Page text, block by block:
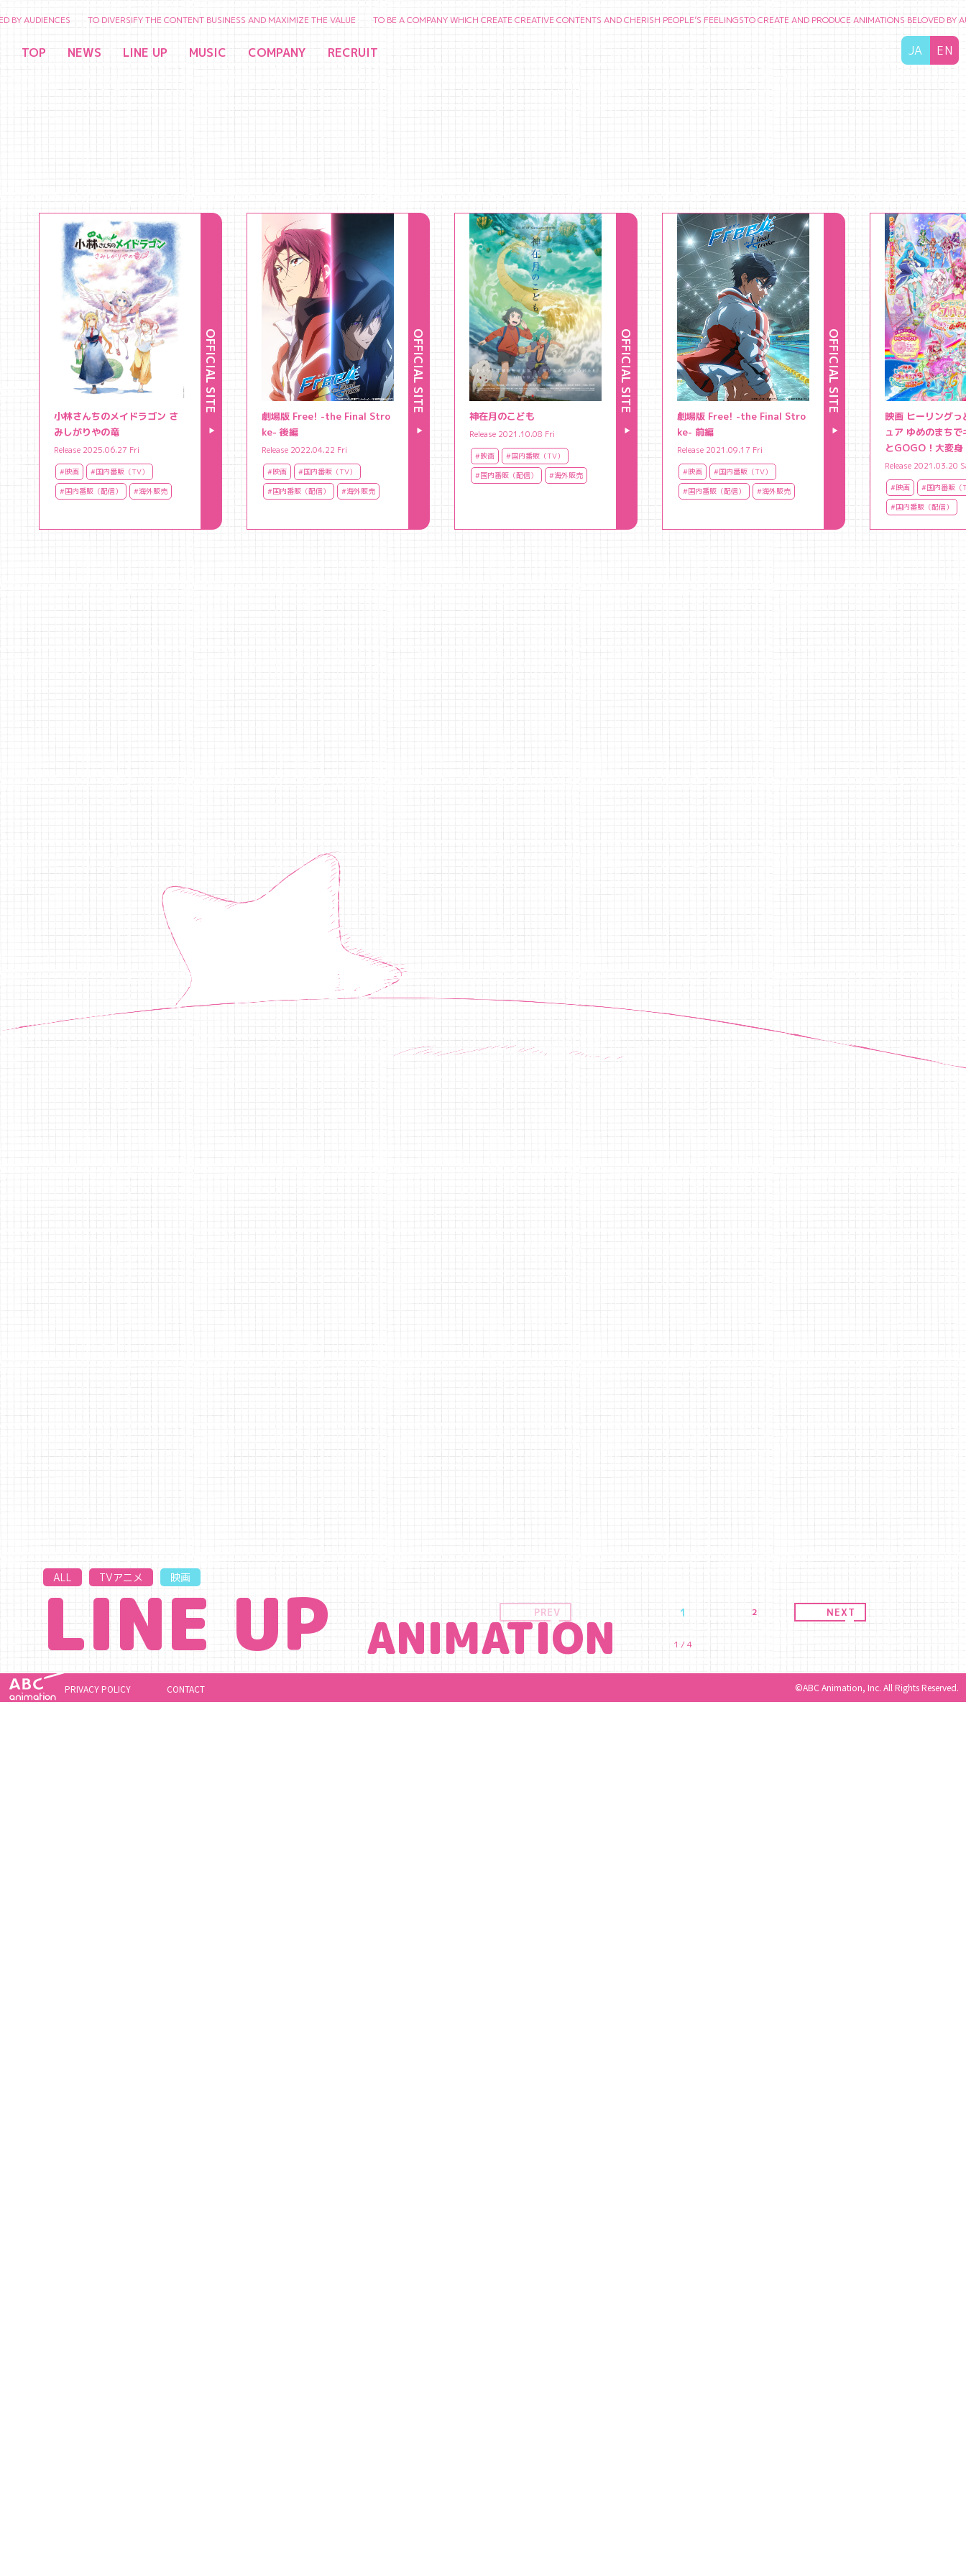
TO DIVERSIFY THE CONTENT BUSINESS AND MAXIMIZE THE VALUE TO BE A COMPANY WHICH CREATE CREATIVE CONTENTS AND CHERISH PEOPLE’S FEELINGSTO CREATE AND PRODUCE ANIMATIONS BELOVED BY
TOP NEWS LINE UP MUSIC COMPANY RECRUIT JA EN
LINE UP ANIMATION
ALL TVアニメ 映画
小林さんちのメイドラゴン さ
みしがりやの竜
Release 2025.06.27 Fri
#映画
#国内番販（TV）
#国内番販（配信）
#海外販売
OFFICIAL SITE
劇場版 Free! -the Final Stro
ke- 後編
Release 2022.04.22 Fri
#映画
#国内番販（TV）
#国内番販（配信）
#海外販売
OFFICIAL SITE
神在月のこども
Release 2021.10.08 Fri
#映画
#国内番販（TV）
#国内番販（配信）
#海外販売
OFFICIAL SITE
劇場版 Free! -the Final Stro
ke- 前編
Release 2021.09.17 Fri
#映画
#国内番販（TV）
#国内番販（配信）
#海外販売
OFFICIAL SITE
映画 ヒーリング
ュア ゆめのまちで
とGOGO！大変
Release 2021.03.20
#映画
#国内番販（
#国内番販（配信）
1 /4
NEXT
PREV 1 2 3
PRIVACY POLICY CONTACT ©ABC Animation, Inc. All Rights Reserved.